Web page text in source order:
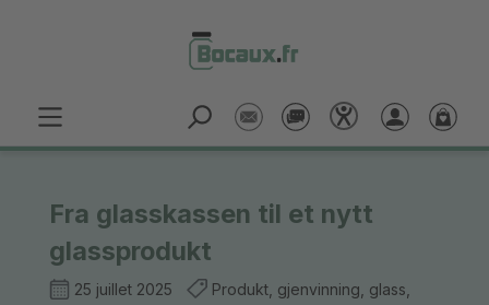
Fra glasskassen til et nytt
glassprodukt
25 juillet 2025
Produkt, gjenvinning, glass,